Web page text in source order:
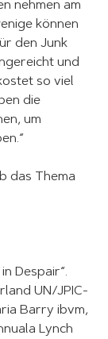
nehmen am
können
den Junk
und
so viel
die
um
das Thema
Despair“.
UN/JPIC-
Barry ibvm,
Lynch